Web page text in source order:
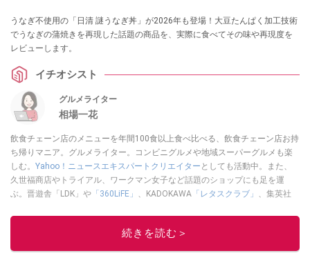
うなぎ不使用の「日清 謎うなぎ丼」が2026年も登場！大豆たんぱく加工技術
でうなぎの蒲焼きを再現した話題の商品を、実際に食べてその味や再現度を
レビューします。
イチオシスト
グルメライター
相場一花
飲食チェーン店のメニューを年間100食以上食べ比べる、飲食チェーン店お持
ち帰りマニア。グルメライター。コンビニグルメや地域スーパーグルメも楽
しむ。 Yahoo！ニュースエキスパートクリエイター としても活動中。また、
久世福商店やトライアル、ワークマン女子など話題のショップにも足を運
ぶ。晋遊舎「LDK」や 「360LiFE」 、KADOKAWA 「レタスクラブ」 、集英社
ルメライター、食の専門家として出演実績あり。
続きを読む＞